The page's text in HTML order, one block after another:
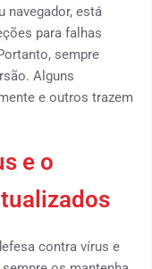
navegador, está
para falhas
sempre
Alguns
e outros trazem
e o
contra vírus e